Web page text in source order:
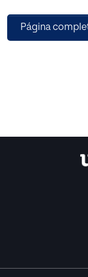
caracterizar la
principales
realiza un análisis
económica de la
Página